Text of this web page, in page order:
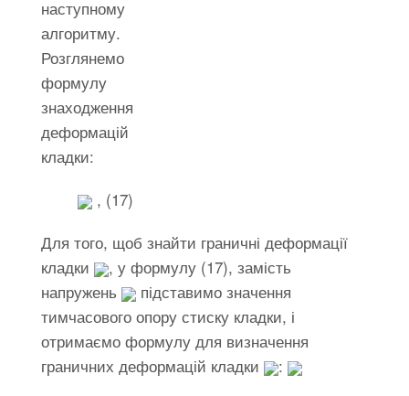
наступному
алгоритму.
Розглянемо
формулу
знаходження
деформацій
кладки:
, (17)
Для того, щоб знайти граничні деформації
кладки
, у формулу (17), замість
напружень
підставимо значення
тимчасового опору стиску кладки, і
отримаємо формулу для визначення
граничних деформацій кладки
: